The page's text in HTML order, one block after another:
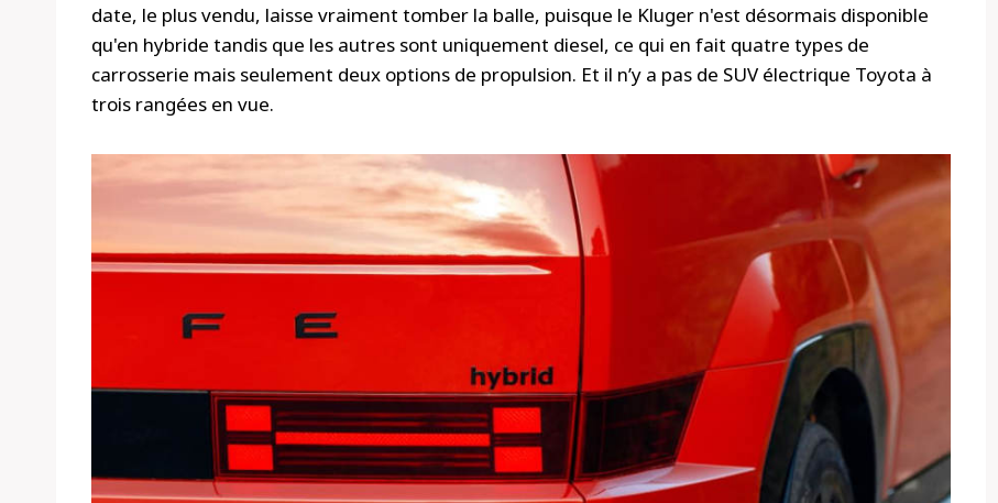
date, le plus vendu, laisse vraiment tomber la balle, puisque le Kluger n'est désormais disponible
qu'en hybride tandis que les autres sont uniquement diesel, ce qui en fait quatre types de
carrosserie mais seulement deux options de propulsion. Et il n’y a pas de SUV électrique Toyota à
trois rangées en vue.